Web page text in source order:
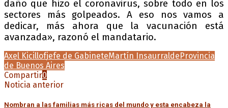
daño que hizo el coronavirus, sobre todo en los
sectores más golpeados. A eso nos vamos a
dedicar, más ahora que la vacunación está
avanzada», razonó el mandatario.
Axel Kicillofjefe de GabineteMartín InsaurraldeProvincia
de Buenos Aires
Compartir0
Noticia anterior
Nombran a las familias más ricas del mundo y esta encabeza la